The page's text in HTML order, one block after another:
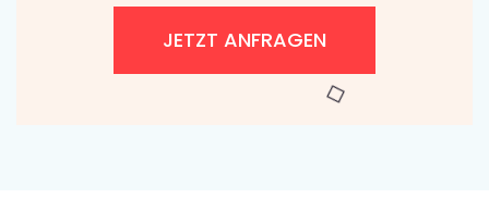
JETZT ANFRAGEN